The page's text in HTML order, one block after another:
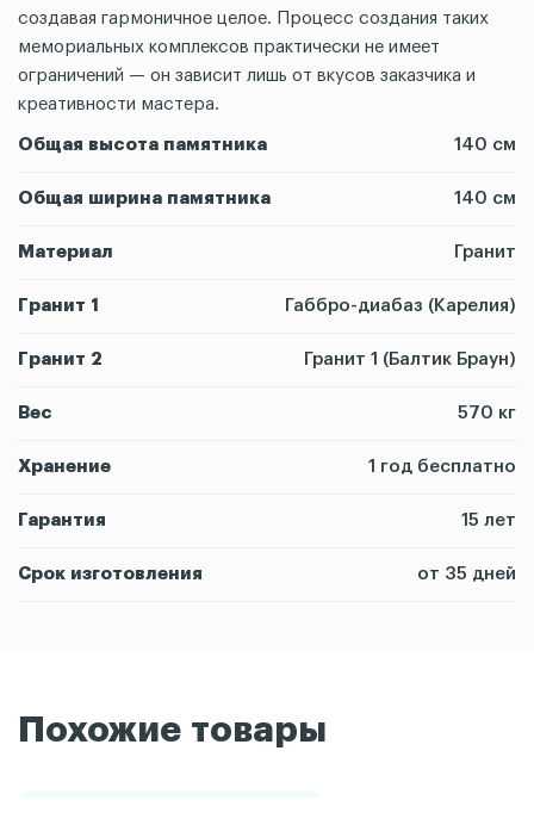
создавая гармоничное целое. Процесс создания таких
мемориальных комплексов практически не имеет
ограничений — он зависит лишь от вкусов заказчика и
креативности мастера.
Общая высота памятника 140 см
Общая ширина памятника 140 см
Материал Гранит
Гранит 1 Габбро-диабаз (Карелия)
Гранит 2 Гранит 1 (Балтик Браун)
Вес 570 кг
Хранение 1 год бесплатно
Гарантия 15 лет
Срок изготовления от 35 дней
Похожие товары